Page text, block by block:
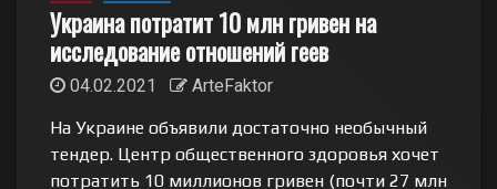
Украина потратит 10 млн гривен на
исследование отношений геев
04.02.2021
ArteFaktor
На Украине объявили достаточно необычный
тендер. Центр общественного здоровья хочет
потратить 10 миллионов гривен (почти 27 млн